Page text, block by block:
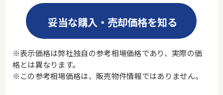
妥当な購入・売却価格を知る
※表示価格は弊社独自の参考相場価格であり、実際の価
格とは異なります。
※この参考相場価格は、販売物件情報ではありません。